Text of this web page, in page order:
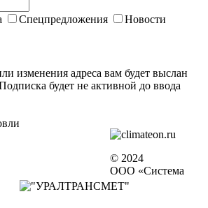
Спецпредложения
Новости
изменения адреса вам будет выслан
будет не активной до ввода
© 2024
ООО «Система